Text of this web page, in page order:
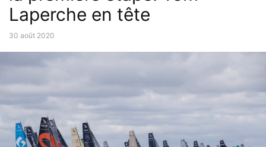
Laperche en tête
30 août 2020